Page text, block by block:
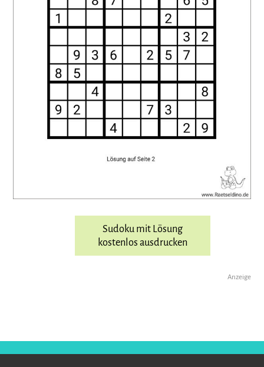
Sudoku mit Lösung
kostenlos ausdrucken
Anzeige